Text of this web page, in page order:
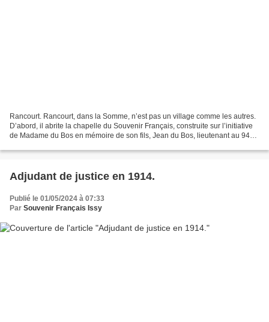
Rancourt. Rancourt, dans la Somme, n’est pas un village comme les autres.
D’abord, il abrite la chapelle du Souvenir Français, construite sur l’initiative
de Madame du Bos en mémoire de son fils, Jean du Bos, lieutenant au 94e
Adjudant de justice en 1914.
Publié le 01/05/2024 à 07:33
Par Souvenir Français Issy